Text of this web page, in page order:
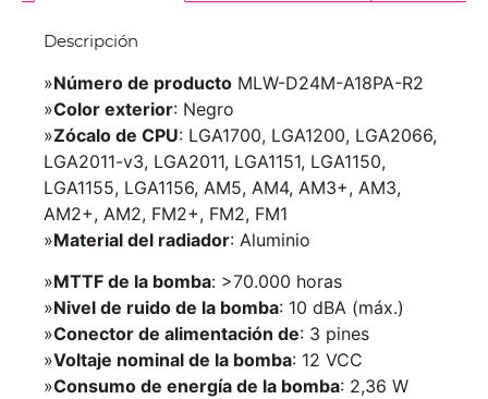
Descripción
»Número de producto MLW-D24M-A18PA-R2
»Color exterior: Negro
»Zócalo de CPU: LGA1700, LGA1200, LGA2066,
LGA2011-v3, LGA2011, LGA1151, LGA1150,
LGA1155, LGA1156, AM5, AM4, AM3+, AM3,
AM2+, AM2, FM2+, FM2, FM1
»Material del radiador: Aluminio
»MTTF de la bomba: >70.000 horas
»Nivel de ruido de la bomba: 10 dBA (máx.)
»Conector de alimentación de: 3 pines
»Voltaje nominal de la bomba: 12 VCC
»Consumo de energía de la bomba: 2,36 W